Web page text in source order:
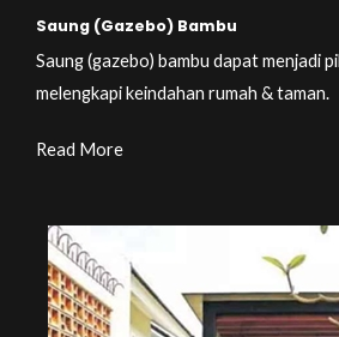
Saung (Gazebo) Bambu
Saung (gazebo) bambu dapat menjadi
melengkapi keindahan rumah & taman.
Read More